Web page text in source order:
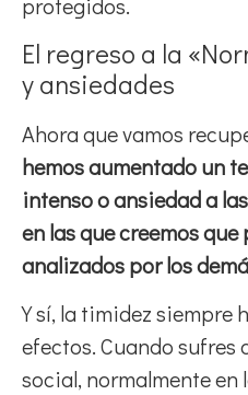
protegidos.
El regreso a la
y ansiedades
Ahora que vamos
hemos aumentado un
intenso o ansiedad a
en las que creemos
analizados por los
Y sí, la timidez siempre
efectos. Cuando sufres
social, normalmente en